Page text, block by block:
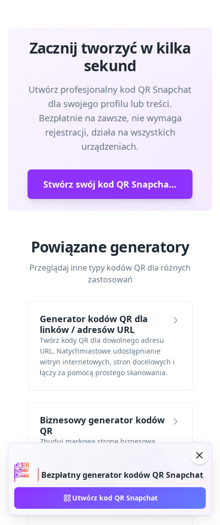
Zacznij tworzyć w kilka
sekund
Utwórz profesjonalny kod QR Snapchat
dla swojego profilu lub treści.
Bezpłatnie na zawsze, nie wymaga
rejestracji, działa na wszystkich
urządzeniach.
Stwórz swój kod QR Snapchat teraz
Powiązane generatory
Przeglądaj inne typy kodów QR dla różnych
zastosowań
Generator kodów QR dla
linków / adresów URL
Twórz kody QR dla dowolnego adresu
URL. Natychmiastowe udostępnianie
witryn internetowych, stron docelowych i
łączy za pomocą prostego skanowania.
Biznesowy generator kodów
QR
Zbuduj markową stronę biznesową
wszystko to będzie dostępne po jednym
Bezpłatny generator kodów QR Snapchat
Utwórz kod QR Snapchat